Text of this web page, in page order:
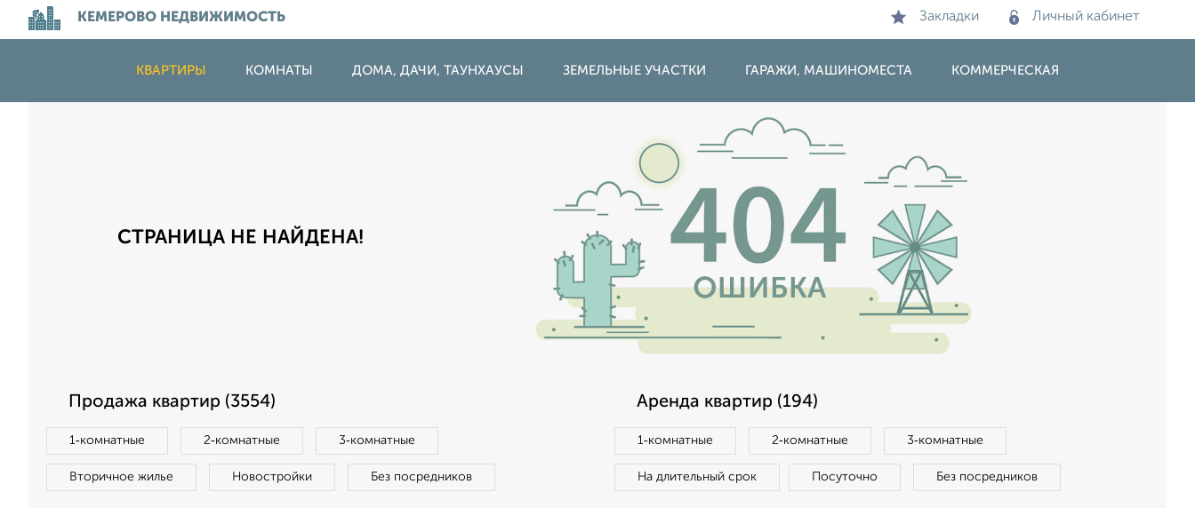
КЕМЕРОВО НЕДВИЖИМОСТЬ Закладки Личный кабинет
КВАРТИРЫ КОМНАТЫ ДОМА, ДАЧИ, ТАУНХАУСЫ ЗЕМЕЛЬНЫЕ УЧАСТКИ ГАРАЖИ, МАШИНОМЕСТА КОММЕРЧЕСКАЯ
СТРАНИЦА НЕ НАЙДЕНА!
Продажа квартир (3554)
1‑комнатные 2‑комнатные 3‑комнатные
Вторичное жилье Новостройки Без посредников
Аренда квартир (194)
1‑комнатные 2‑комнатные 3‑комнатные
На длительный срок Посуточно Без посредников